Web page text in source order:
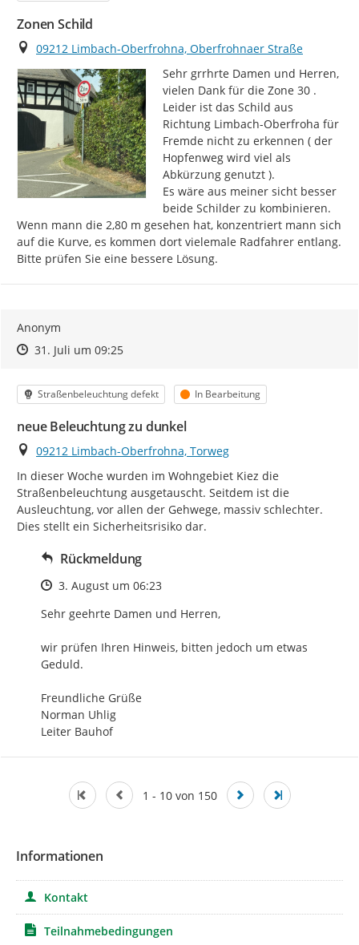
Zonen Schild
Ort
09212 Limbach-Oberfrohna, Oberfrohnaer Straße
Sehr grrhrte Damen und Herren,
vielen Dank für die Zone 30 .
Leider ist das Schild aus
Richtung Limbach-Oberfroha für
Fremde nicht zu erkennen ( der
Hopfenweg wird viel als
Abkürzung genutzt ).
Es wäre aus meiner sicht besser
beide Schilder zu kombinieren.
Wenn mann die 2,80 m gesehen hat, konzentriert mann sich
auf die Kurve, es kommen dort vielemale Radfahrer entlang.
Bitte prüfen Sie eine bessere Lösung.
Anonym
Zeitpunkt des Erstellens
Zeitpunkt des Erstellens
31. Juli um 09:25Zur Äußerung
Kategorie
Straßenbeleuchtung defekt Status
In Bearbeitung
neue Beleuchtung zu dunkel
Ort
09212 Limbach-Oberfrohna, Torweg
In dieser Woche wurden im Wohngebiet Kiez die
Straßenbeleuchtung ausgetauscht. Seitdem ist die
Ausleuchtung, vor allen der Gehwege, massiv schlechter.
Dies stellt ein Sicherheitsrisiko dar.
Rückmeldung
Zeitpunkt des Erstellens
3. August um 06:23
Sehr geehrte Damen und Herren,
wir prüfen Ihren Hinweis, bitten jedoch um etwas
Geduld.
Freundliche Grüße
Norman Uhlig
Leiter Bauhof
1 - 10 von 150
Informationen
Kontakt
Teilnahmebedingungen